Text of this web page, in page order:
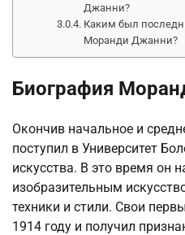
Джанни?
Каким был
Моранди Джанни?
Биография
Окончив начальное и
поступил в Университет
искусства. В это время он
изобразительным
техники и стили. Свои
1914 году и получил